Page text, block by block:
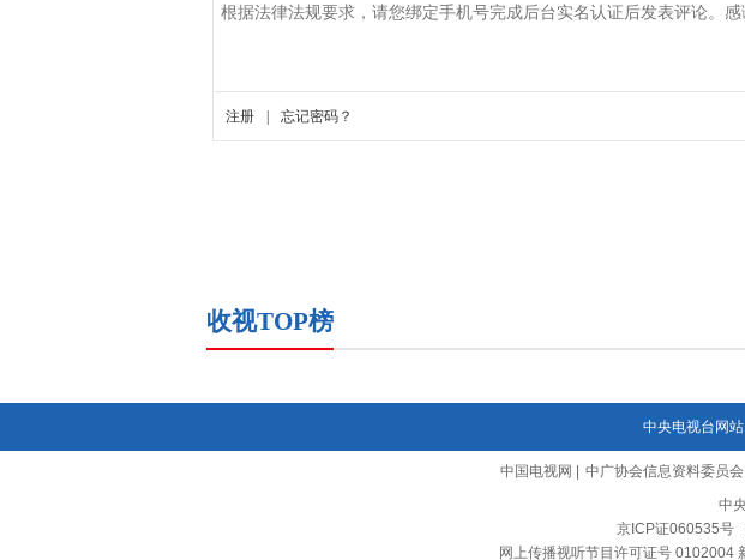
收视TOP榜
中央电视台网站
中国电视网 中广协会信息资料委员会
中
京ICP证060535号
网上传播视听节目许可证号 0102004